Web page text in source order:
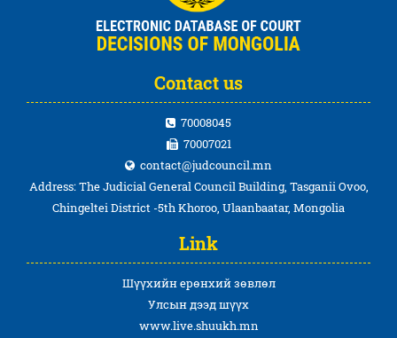
Contact us
70008045
70007021
contact@judcouncil.mn
Address: The Judicial General Council Building, Tasganii Ovoo,
Chingeltei District -5th Khoroo, Ulaanbaatar, Mongolia
Link
Шүүхийн ерөнхий зөвлөл
Улсын дээд шүүх
www.live.shuukh.mn